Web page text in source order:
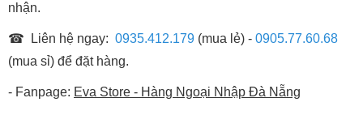
nhận.
☎ Liên hệ ngay: 0935.412.179 (mua lẻ) - 0905.77.60.68
(mua sỉ) để đặt hàng.
- Fanpage: Eva Store - Hàng Ngoại Nhập Đà Nẵng